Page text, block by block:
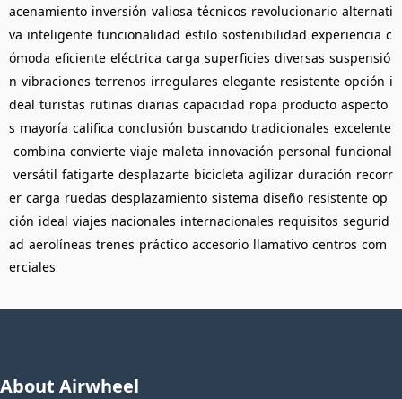
acenamiento inversión valiosa técnicos revolucionario alternati
va inteligente funcionalidad estilo sostenibilidad experiencia c
ómoda eficiente eléctrica carga superficies diversas suspensió
n vibraciones terrenos irregulares elegante resistente opción i
deal turistas rutinas diarias capacidad ropa producto aspecto
s mayoría califica conclusión buscando tradicionales excelente
combina convierte viaje maleta innovación personal funcional
versátil fatigarte desplazarte bicicleta agilizar duración recorr
er carga ruedas desplazamiento sistema diseño resistente op
ción ideal viajes nacionales internacionales requisitos segurid
ad aerolíneas trenes práctico accesorio llamativo centros com
erciales
About Airwheel